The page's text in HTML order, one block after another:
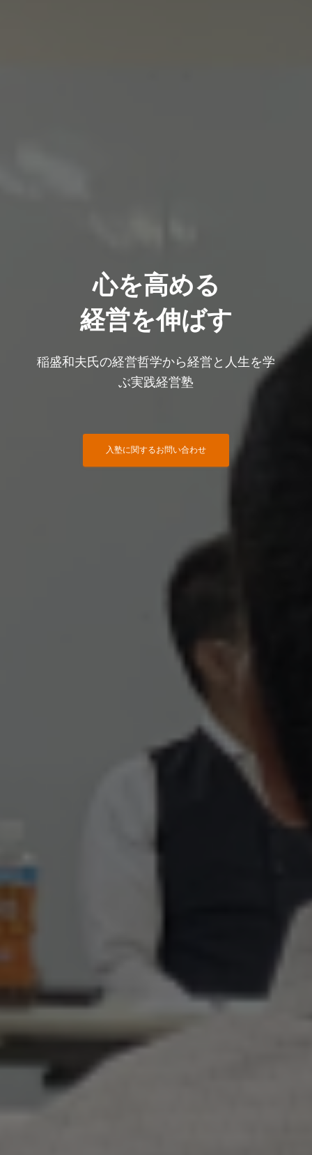
心を高める
経営を伸ばす
稲盛和夫氏の経営哲学から経営と人生を学
ぶ実践経営塾
入塾に関するお問い合わせ